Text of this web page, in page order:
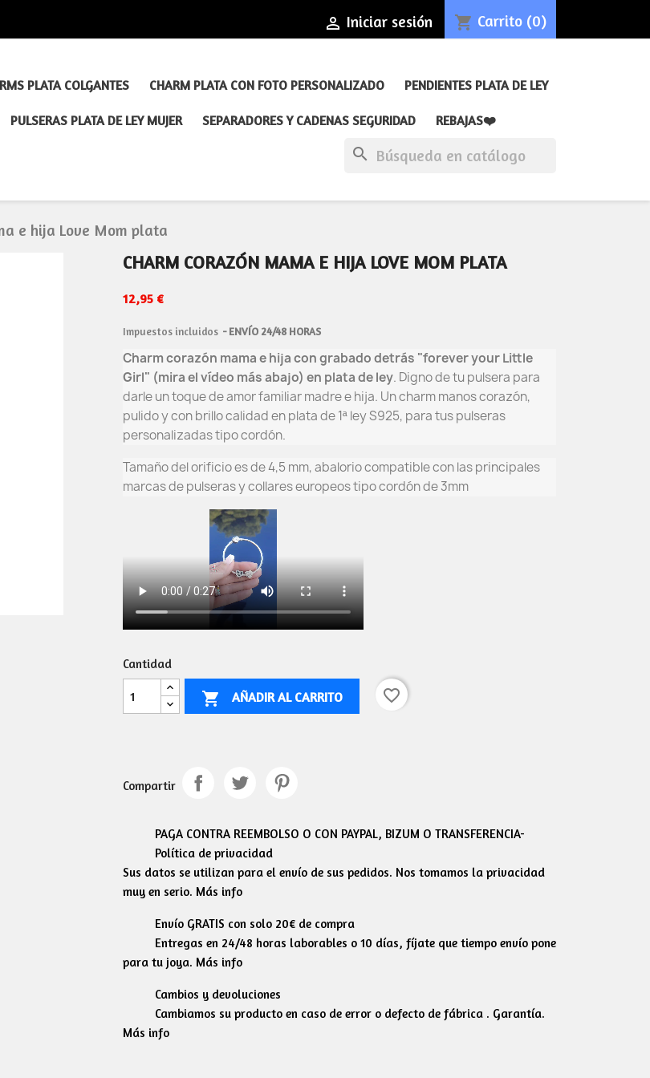
 Iniciar sesión shopping_cart Carrito (0)
PLATA COLGANTES CHARM PLATA CON FOTO PERSONALIZADO PENDIENTES PLATA DE LEY
PULSERAS PLATA DE LEY MUJER SEPARADORES Y CADENAS SEGURIDAD REBAJAS❤️
search
e hija Love Mom plata
CHARM CORAZÓN MAMA E HIJA LOVE MOM PLATA
12,95 €
Impuestos incluidos ENVÍO 24/48 HORAS
Charm corazón mama e hija con grabado detrás "forever your Little
Girl" (mira el vídeo más abajo) en plata de ley. Digno de tu pulsera para
darle un toque de amor familiar madre e hija. Un charm manos corazón,
pulido y con brillo calidad enplata de 1ª ley S925, para tus pulseras
personalizadas tipo cordón.
Tamaño del orificio es de 4,5 mm, abalorio compatible con las principales
marcas de pulseras y collares europeos tipo cordón de 3mm
Cantidad
 AÑADIR AL CARRITO favorite_border
Compartir
PAGA CONTRA REEMBOLSO O CON PAYPAL, BIZUM O TRANSFERENCIA-
Política de privacidad
Sus datos se utilizan para el envío de sus pedidos. Nos tomamos la privacidad
muy en serio. Más info
Envío GRATIS con solo 20€ de compra
Entregas en 24/48 horas laborables o 10 días, fíjate que tiempo envío pone
para tu joya. Más info
Cambios y devoluciones
Cambiamos su producto en caso de error o defecto de fábrica . Garantía.
Más info